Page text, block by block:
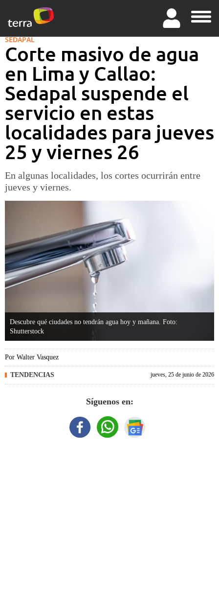
SEDAPAL
Corte masivo de agua
en Lima y Callao:
Sedapal suspende el
servicio en estas
localidades para jueves
25 y viernes 26
En algunas localidades, los cortes ocurrirán entre
jueves y viernes.
Descubre qué ciudades no tendrán agua hoy y mañana. Foto:
Shutterstock
TENDENCIAS
Por Walter Vasquez
jueves, 25 de junio de 2026
Síguenos en: